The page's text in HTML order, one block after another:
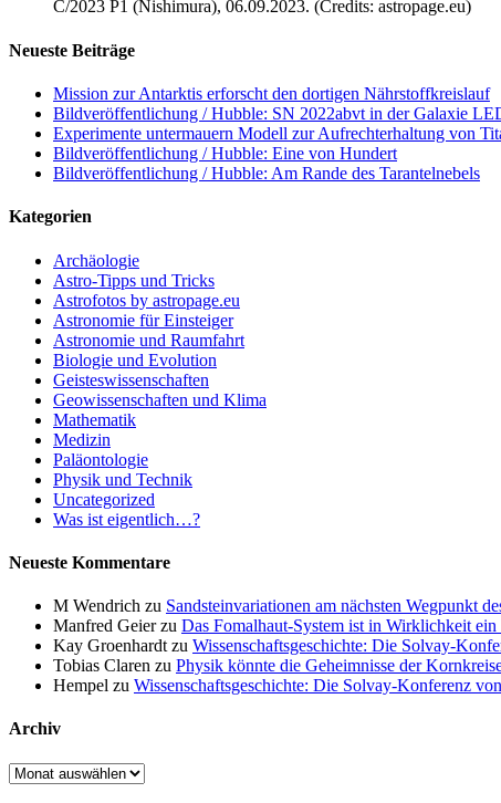
C/2023 P1 (Nishimura), 06.09.2023. (Credits: astropage.eu)
Neueste Beiträge
Mission zur Antarktis erforscht den dortigen Nährstoffkreislauf
Bildveröffentlichung / Hubble: SN 2022abvt in der Galaxie
Experimente untermauern Modell zur Aufrechterhaltung von
Bildveröffentlichung / Hubble: Eine von Hundert
Bildveröffentlichung / Hubble: Am Rande des Tarantelnebels
Kategorien
Archäologie
Astro-Tipps und Tricks
Astrofotos by astropage.eu
Astronomie für Einsteiger
Astronomie und Raumfahrt
Biologie und Evolution
Geisteswissenschaften
Geowissenschaften und Klima
Mathematik
Medizin
Paläontologie
Physik und Technik
Uncategorized
Was ist eigentlich…?
Neueste Kommentare
M Wendrich zu Sandsteinvariationen am nächsten Wegpunkt
Manfred Geierzu Das Fomalhaut-System ist in Wirklichkeit ein
Kay Groenhardt zu Wissenschaftsgeschichte: Die Solvay-
Tobias Claren zu Physik könnte die Geheimnisse der
Hempel zu Wissenschaftsgeschichte: Die Solvay-Konferenz
Archiv
Archiv